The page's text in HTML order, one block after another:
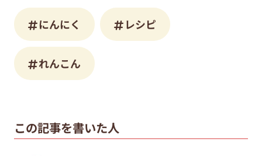
にんにく レシピ
れんこん
この記事を書いた人